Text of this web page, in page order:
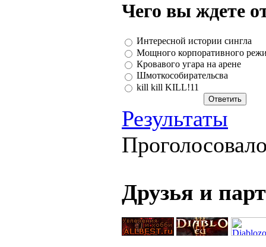
Чего вы ждете
Интересной истории сингла
Мощного корпоративного
Кровавого угара на арене
Шмоткособирательсва
kill kill KILL!11
Результаты
Друзья и